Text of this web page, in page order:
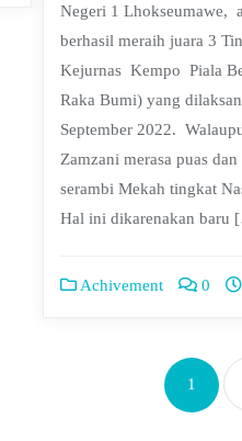
Negeri 1 Lhokseumawe,
berhasil meraih juara 3
Kejurnas Kempo Piala
Raka Bumi) yang
September 2022.
Zamzani merasa puas
serambi Mekah tingkat
Hal ini dikarenakan baru
Achivement 0
1